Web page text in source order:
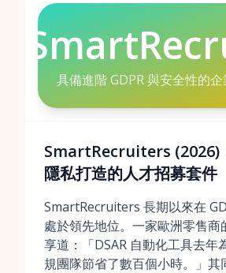
具備進階 GDPR 與安全性的
SmartRecruiters (2026)
隱私打造的人才招募套件
SmartRecruiters 長期以來在
處於領先地位。一家歐洲零售商
享道：「DSAR 自動化工具去年
規團隊節省了數百個小時。」其